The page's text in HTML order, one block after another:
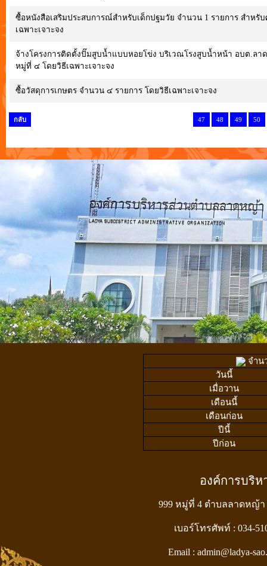
ซื้อหนังสือเสริมประสบการณ์สำหรับเด็กปฐมวัย จำนวน 1 รายการ สำหรั
เฉพาะเจาะจง
จ้างโครงการติดตั้งปั๊มสูบน้ำแบบหอยโข่ง บริเวณโรงสูบน้ำหน้า อบต.ล
หมู่ที่ ๔ โดยวิธีเฉพาะเจาะจง
ซื้อวัสดุการเกษตร จำนวน ๔ รายการ โดยวิธีเฉพาะเจาะจง
กลับ 47 48 49 50
จำน
วันนี้
เมื่อวาน
เดือนนี้
เดือนก่อน
ปีนี้
ปีก่อน
องค์การบริ
999 หมู่ที่ 4 ตำบลลาดหญ้า
เบอร์โทรศัพท์ : 034-
Email : admin@ladya-